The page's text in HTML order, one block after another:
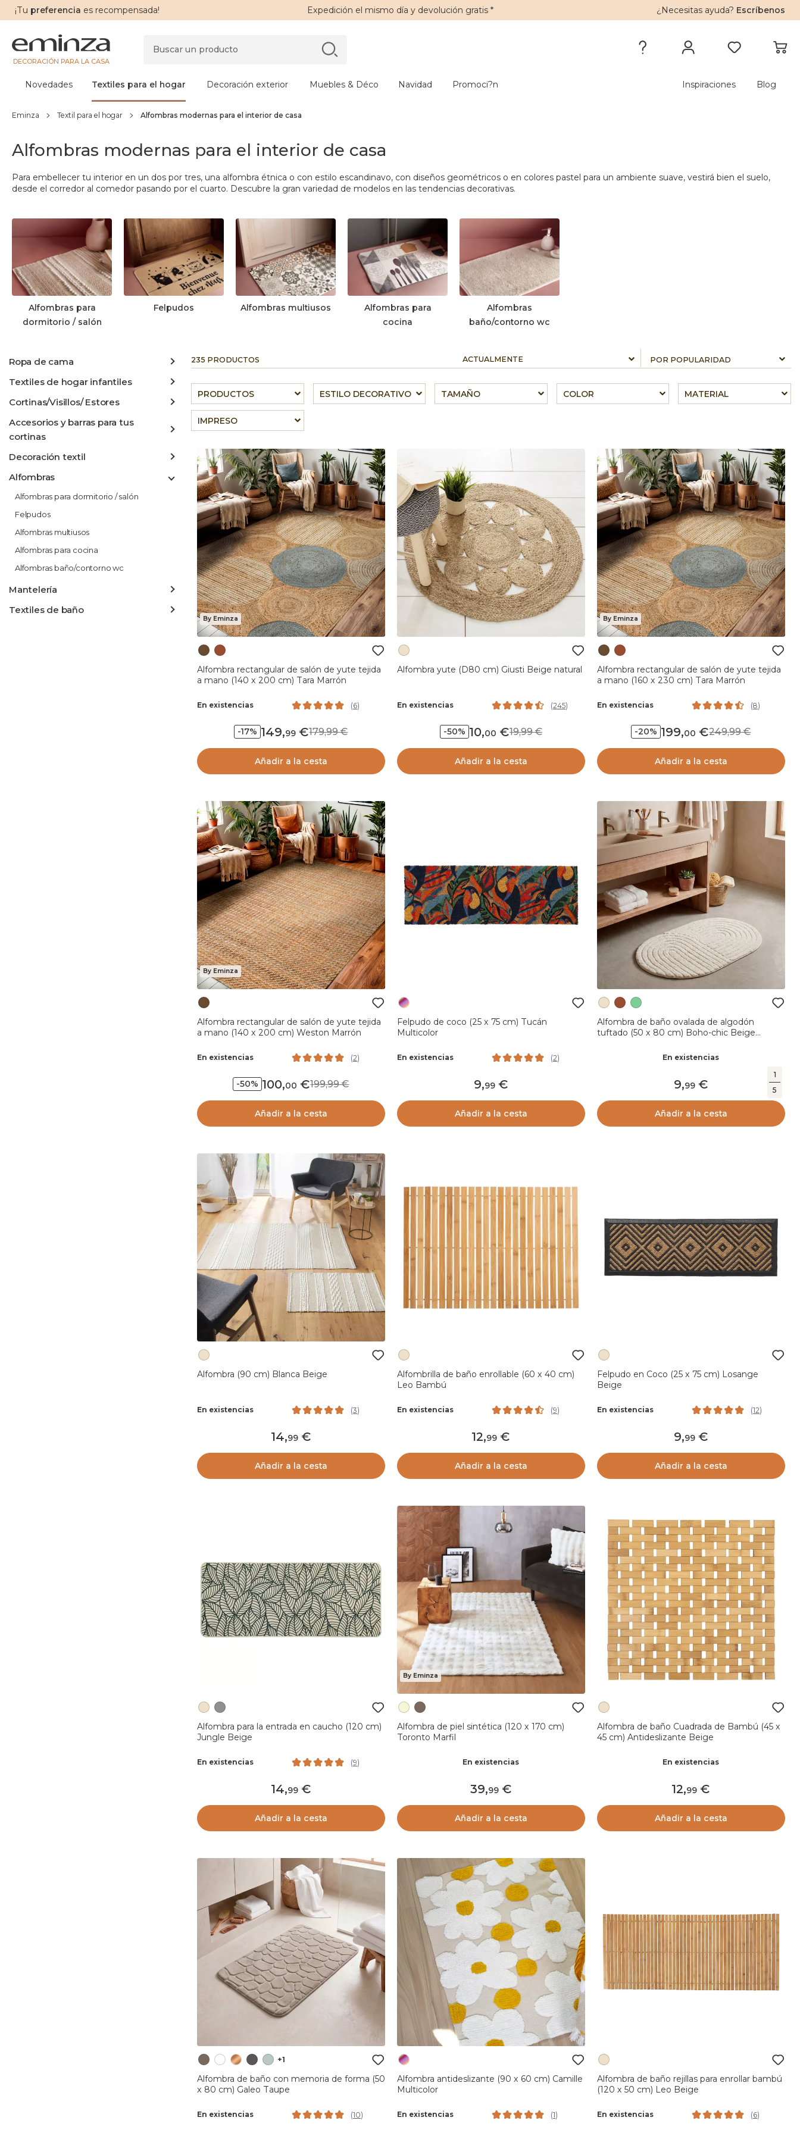
¡Tu preferencia es recompensada! Expedición el mismo día y devolución gratis* ¿Necesitas ayuda? Escríbenos
DECORACIÓN PARA LA CASA
Novedades Textiles para el hogar Decoración exterior Muebles & Déco Navidad Promoci?n Inspiraciones Blog
Eminza Textil para el hogar Alfombras modernas para el interior de casa
Alfombras modernas para el interior de casa
Para embellecer tu interior en un dos por tres, una alfombra étnica o con estilo escandinavo, con diseños geométricos o en colores pastel para un ambiente suave, vestirá bien el suelo,
desde el corredor al comedor pasando por el cuarto. Descubre la gran variedad de modelos en las tendencias decorativas.
Alfombras para
dormitorio / salón
Felpudos Alfombras multiusos
Alfombras para
cocina
Alfombras
baño/contorno wc
Ropa de cama
Textiles de hogar infantiles
Cortinas/Visillos/ Estores
Accesorios y barras para tus
cortinas
Decoración textil
Alfombras
Alfombras para dormitorio / salón
Felpudos
Alfombras multiusos
Alfombras para cocina
Alfombras baño/contorno wc
Mantelería
Textiles de baño
235 PRODUCTOS ACTUALMENTE
PRODUCTOS ESTILO DECORATIVO TAMAÑO COLOR MATERIAL
IMPRESO
1
5
By Eminza
Alfombra rectangular de salón de yute tejida
a mano (140 x 200 cm) Tara Marrón
En existencias (6)
-17% 149,99 179,99
Añadir a la cesta
Alfombra yute (D80 cm) Giusti Beige natural
En existencias (245)
-50% 10,00 19,99
Añadir a la cesta
By Eminza
Alfombra rectangular de salón de yute tejida
a mano (160 x 230 cm) Tara Marrón
En existencias (8)
-20% 199,00 249,99
Añadir a la cesta
By Eminza
Alfombra rectangular de salón de yute tejida
a mano (140 x 200 cm) Weston Marrón
En existencias (2)
-50% 100,00 199,99
Añadir a la cesta
Felpudo de coco (25 x 75 cm) Tucán
Multicolor
En existencias (2)
9,99
Añadir a la cesta
Alfombra de baño ovalada de algodón
tuftado (50 x 80 cm) Boho-chic Beige
En existencias
9,99
Añadir a la cesta
Alfombra (90 cm) Blanca Beige
En existencias (3)
14,99
Añadir a la cesta
Alfombrilla de baño enrollable (60 x 40 cm)
Leo Bambú
En existencias (9)
12,99
Añadir a la cesta
Felpudo en Coco (25 x 75 cm) Losange
Beige
En existencias (12)
9,99
Añadir a la cesta
Alfombra para la entrada en caucho (120 cm)
Jungle Beige
En existencias (9)
14,99
Añadir a la cesta
By Eminza
Alfombra de piel sintética (120 x 170 cm)
Toronto Marfil
En existencias
39,99
Añadir a la cesta
Alfombra de baño Cuadrada de Bambú (45 x
45 cm) Antideslizante Beige
En existencias
12,99
Añadir a la cesta
+1
Alfombra de baño con memoria de forma (50
x 80 cm) Galeo Taupe
En existencias (10)
Alfombra antideslizante (90 x 60 cm) Camille
Multicolor
En existencias (1)
Alfombra de baño rejillas para enrollar bambú
(120 x 50 cm) Leo Beige
En existencias (6)